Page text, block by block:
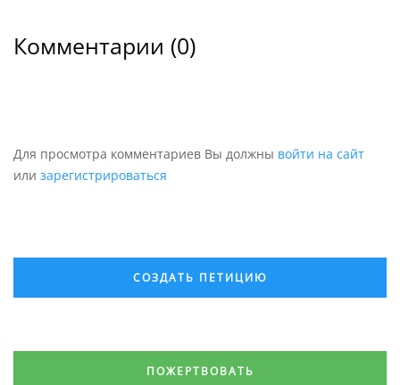
Комментарии (0)
Для просмотра комментариев Вы должны войти на сайт
или зарегистрироваться
СОЗДАТЬ ПЕТИЦИЮ
ПОЖЕРТВОВАТЬ